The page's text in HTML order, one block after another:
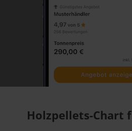
Holzpellets-Chart